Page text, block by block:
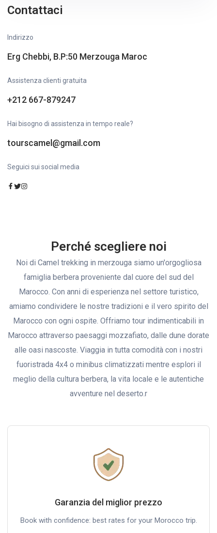
Contattaci
Indirizzo
Erg Chebbi, B.P:50 Merzouga Maroc
Assistenza clienti gratuita
+212 667-879247
Hai bisogno di assistenza in tempo reale?
tourscamel@gmail.com
Seguici sui social media
Perché scegliere noi
Noi di Camel trekking in merzouga siamo un'orgogliosa
famiglia berbera proveniente dal cuore del sud del
Marocco. Con anni di esperienza nel settore turistico,
amiamo condividere le nostre tradizioni e il vero spirito del
Marocco con ogni ospite. Offriamo tour indimenticabili in
Marocco attraverso paesaggi mozzafiato, dalle dune dorate
alle oasi nascoste. Viaggia in tutta comodità con i nostri
fuoristrada 4x4 o minibus climatizzati mentre esplori il
meglio della cultura berbera, la vita locale e le autentiche
avventure nel deserto.r
Garanzia del miglior prezzo
Book with confidence: best rates for your Morocco trip.